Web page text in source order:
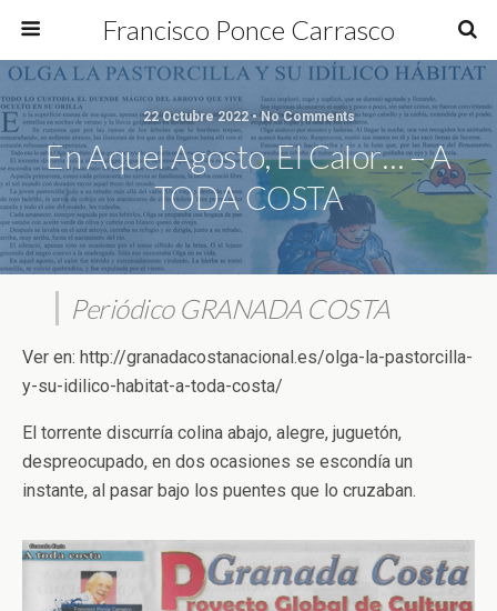
Francisco Ponce Carrasco
22 Octubre 2022 • No Comments
En Aquel Agosto, El Calor… – A
TODA COSTA
Periódico GRANADA COSTA
Ver en: http://granadacostanacional.es/olga-la-pastorcilla-
y-su-idilico-habitat-a-toda-costa/
El torrente discurría colina abajo, alegre, juguetón,
despreocupado, en dos ocasiones se escondía un
instante, al pasar bajo los puentes que lo cruzaban.